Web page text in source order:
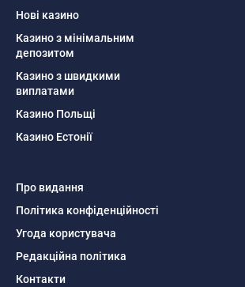
Нові казино
Казино з мінімальним
депозитом
Казино з швидкими
виплатами
Казино Польщі
Казино Естонії
Про видання
Політика конфіденційності
Угода користувача
Редакційна політика
Контакти